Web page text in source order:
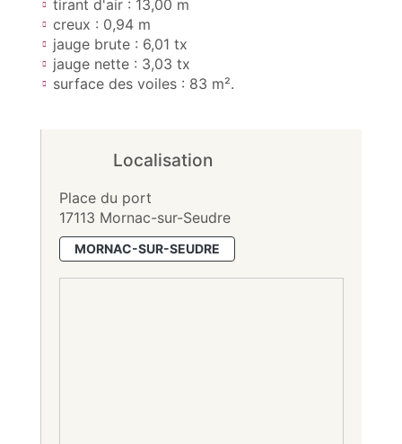
tirant d'air : 13,00 m
creux : 0,94 m
jauge brute : 6,01 tx
jauge nette : 3,03 tx
surface des voiles : 83 m².
Localisation
Place du port
17113 Mornac-sur-Seudre
MORNAC-SUR-SEUDRE